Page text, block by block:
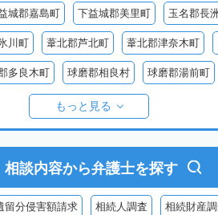
城郡嘉島町 下益城郡美里町 玉名郡長
川町 葦北郡芦北町 葦北郡津奈木町
多良木町 球磨郡相良村 球磨郡湯前町
阿蘇郡南阿蘇村
もっと見る
相談内容から弁護士を探す
留分侵害額請求 相続人調査 相続財産